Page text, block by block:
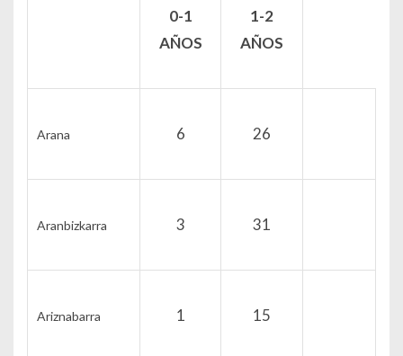
0-1
AÑOS
1-2
AÑOS
Arana 6 26
Aranbizkarra 3 31
Ariznabarra 1 15